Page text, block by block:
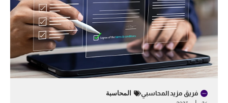
فريق مزيد المحاسبي
المحاسبة